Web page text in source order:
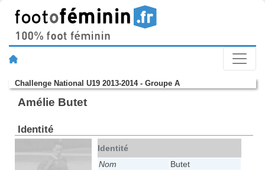
Challenge National U19 2013-2014 - Groupe A
Amélie Butet
Identité
Identité
Nom
Butet